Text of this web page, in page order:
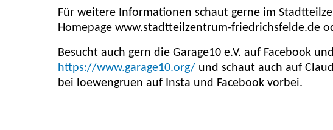
Für weitere Informationen schaut gerne im
Homepage www.stadtteilzentrum-friedrichsfelde.de
Besucht auch gern die Garage10 e.V. auf Facebook
https://www.garage10.org/ und schaut auch auf
bei loewengruen auf Insta und Facebook vorbei.